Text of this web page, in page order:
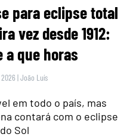
para eclipse total
vez desde 1912:
a que horas
|João Luís
em todo o país, mas
contará com o eclipse
Sol